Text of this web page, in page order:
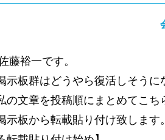
裕一です。
板群はどうやら復活しそう
の文章を投稿順にまとめてこち
板から転載貼り付け致します。